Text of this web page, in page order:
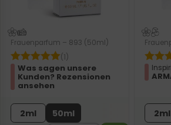
Frauenparfum – 893 (50ml)
(1)
Was sagen unsere
Kunden? Rezensionen
ansehen
2ml 50ml 2ml